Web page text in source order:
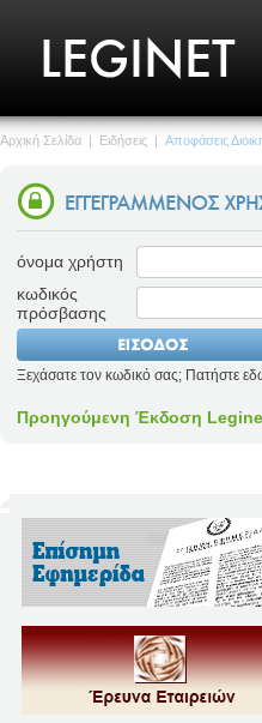
Αρχική Σελίδα | Ειδήσεις | Αποφάσεις
όνομα χρήστη
κωδικός
πρόσβασης
Ξεχάσατε τον κωδικό σας; Πατήστε
Προηγούμενη Έκδοση